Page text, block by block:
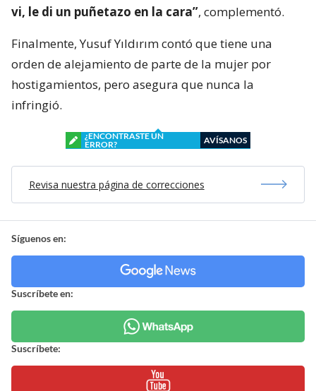
vi, le di un puñetazo en la cara”, complementó.
Finalmente, Yusuf Yıldırım contó que tiene una
orden de alejamiento de parte de la mujer por
hostigamientos, pero asegura que nunca la
infringió.
¿ENCONTRASTE UN
ERROR?
AVÍSANOS
Revisa nuestra página de correcciones
Síguenos en:
Suscríbete en:
Suscríbete: